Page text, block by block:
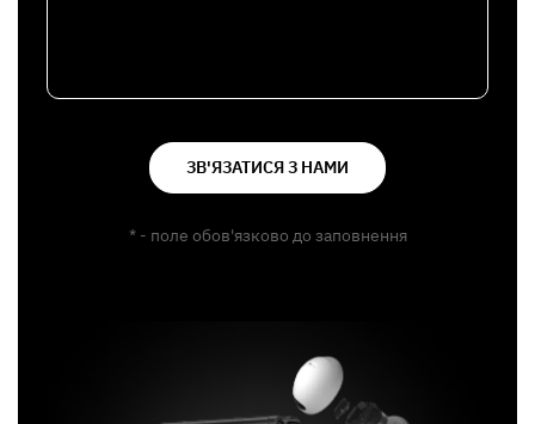
ЗВ'ЯЗАТИСЯ З НАМИ
* - поле обов'язково до заповнення